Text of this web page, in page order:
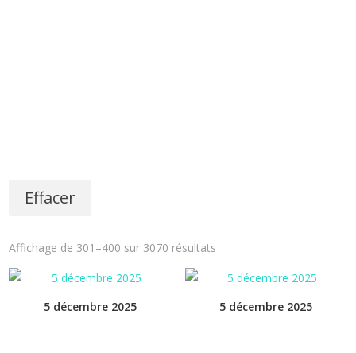
Effacer
Affichage de 301–400 sur 3070 résultats
5 décembre 2025 5 décembre 2025